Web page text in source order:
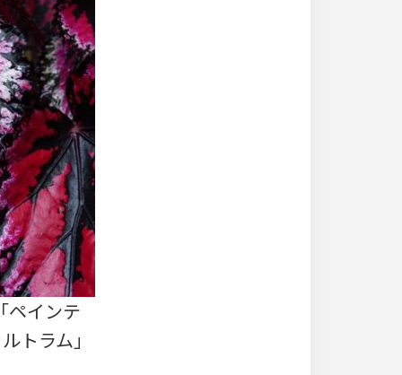
ペインテ
トラム」